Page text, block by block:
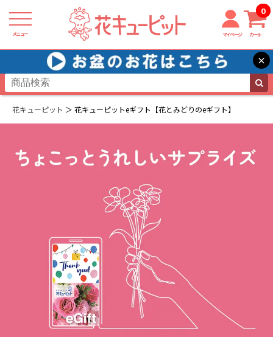
メニュー マイページ カート
0
×
花キューピット 花キューピットeギフト【花とみどりのeギフト】